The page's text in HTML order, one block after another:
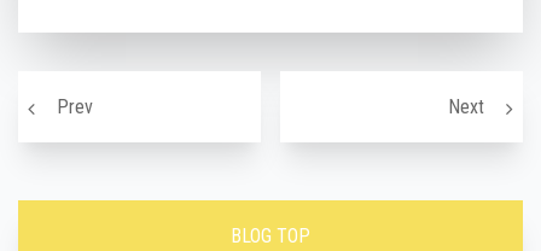
Prev
光フェイシャルでシミの原因となるメラニンを除去！！
Next針を
BLOG TOP